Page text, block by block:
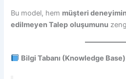
Bu model, hem müşteri
edilmeyenTalep oluşumunu
Bilgi Tabanı (Knowledge Base)